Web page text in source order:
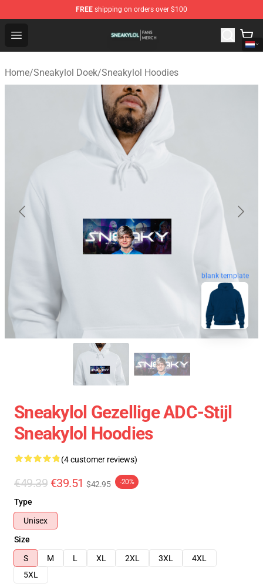
FREE shipping on orders over $100
Open menu
Sneakylol Shop - Official Sneakylol Merchandise Store
Home/Sneakylol Doek/Sneakylol Hoodies
blank template
Sneakylol Gezellige ADC-Stijl
Sneakylol Hoodies
(4 customer reviews)
€49.39 €39.51 $42.95 -20%
Type
Unisex
Size
S
M L XL 2XL 3XL
4XL
5XL